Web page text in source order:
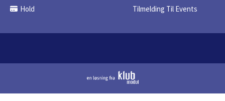
Hold Tilmelding Til Events